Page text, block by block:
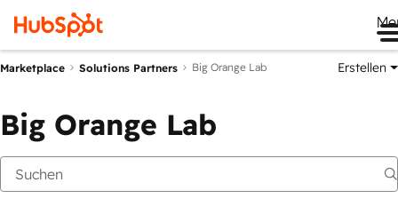
Marketplace Solutions Partners Big Orange Lab Erstellen
Big Orange Lab